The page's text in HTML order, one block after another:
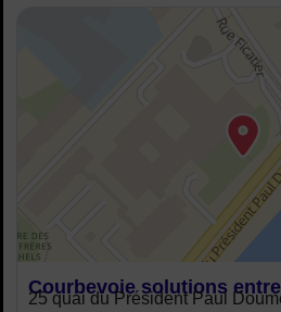
48.891691414602334, 2.2577695259633956
Courbevoie solutions
Adresse :
25 quai du Président Paul